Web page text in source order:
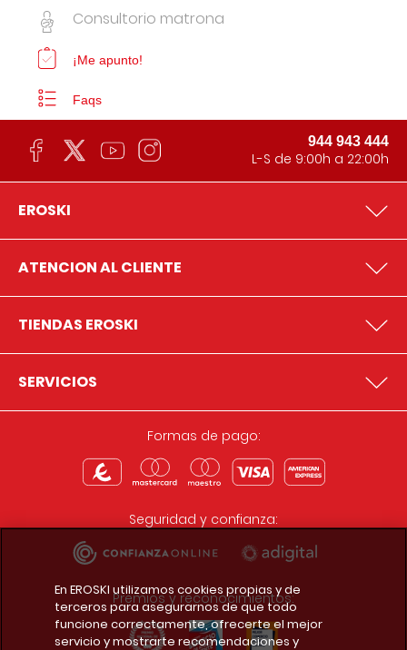
Consultorio matrona
¡Me apunto!
Faqs
944 943 444
L-S de 9:00h a 22:00h
EROSKI
ATENCION AL CLIENTE
TIENDAS EROSKI
SERVICIOS
Formas de pago:
Seguridad y confianza:
Premios y reconocimientos:
En EROSKI utilizamos cookies propias y de
terceros para asegurarnos de que todo
funcione correctamente, ofrecerte el mejor
servicio y mostrarte recomendaciones y